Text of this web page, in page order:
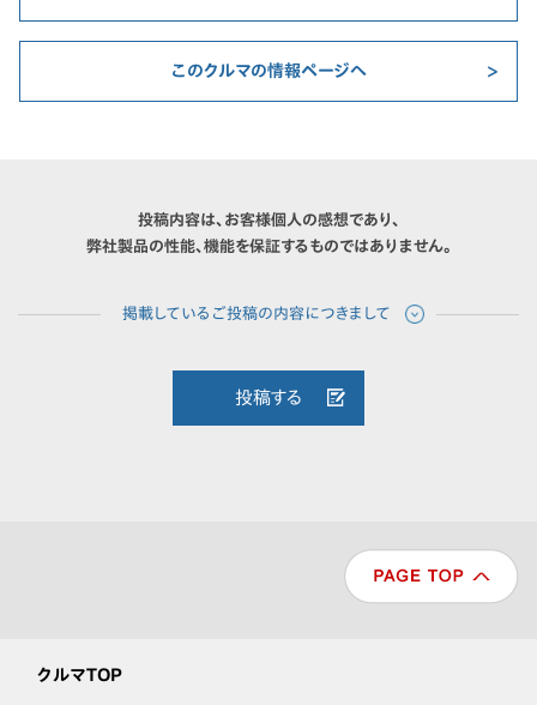
このクルマの情報ページへ
投稿内容は、お客様個人の感想であり、
弊社製品の性能、機能を保証するものではありません。
投稿する
クルマTOP